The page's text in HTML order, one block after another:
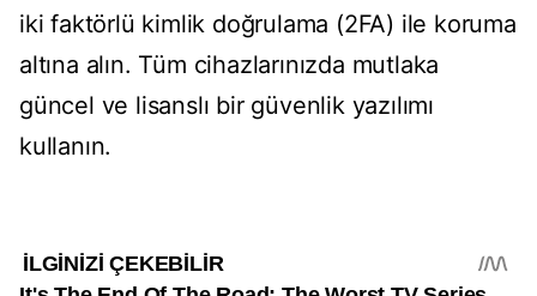
iki faktörlü kimlik doğrulama (2FA) ile koruma
altına alın. Tüm cihazlarınızda mutlaka
güncel ve lisanslı bir güvenlik yazılımı
kullanın.